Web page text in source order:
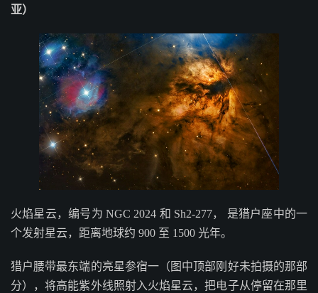
亚）
火焰星云，编号为 NGC 2024 和 Sh2-277， 是猎户座中的一
个发射星云，距离地球约 900 至 1500 光年。
猎户腰带最东端的亮星参宿一（图中顶部刚好未拍摄的那部
分），将高能紫外线照射入火焰星云，把电子从停留在那里